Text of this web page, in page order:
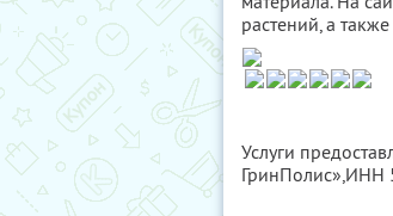
растений, а
Услуги
ГринПолис»,ИНН